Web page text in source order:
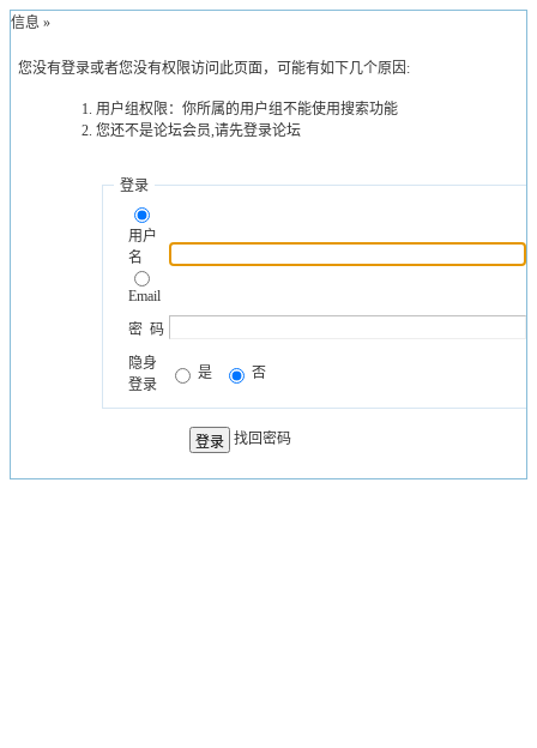
信息 »
您没有登录或者您没有权限访问此页面，可能有如下几个原因:
用户组权限：你所属的用户组不能使用搜索功能
您还不是论坛会员,请先登录论坛
登录
用户
名
Email
密 码
隐身
登录
是 否
找回密码